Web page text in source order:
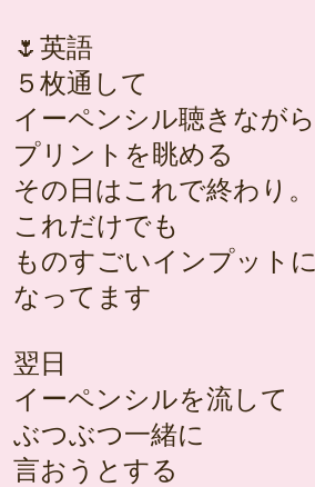
🌷英語
５枚通して
イーペンシル聴きながら
プリントを眺める
その日はこれで終わり。
これだけでも
ものすごいインプットに
なってます
翌日
イーペンシルを流して
ぶつぶつ一緒に
言おうとする